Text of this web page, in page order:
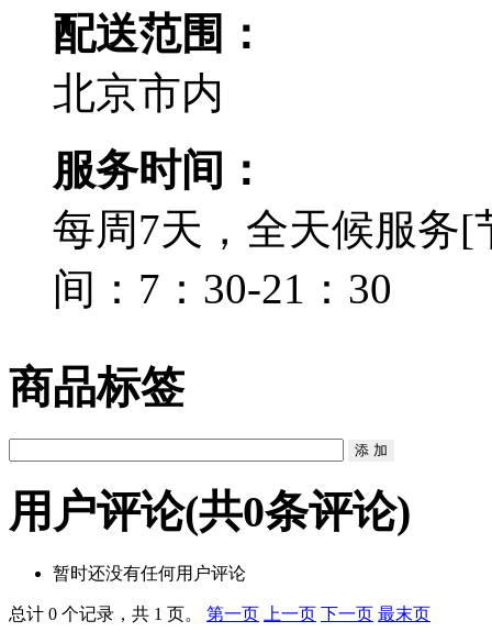
配送范围：
北京市内
服务时间：
每周7天，全天候服务
间：7：30-21：30
商品标签
用户评论(共0条评论)
暂时还没有任何用户评论
总计 0 个记录，共 1 页。 第一页 上一页 下一页 最末页